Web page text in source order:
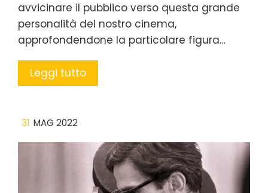
avvicinare il pubblico verso questa grande
personalità del nostro cinema,
approfondendone la particolare figura…
Leggi tutto
31 MAG 2022